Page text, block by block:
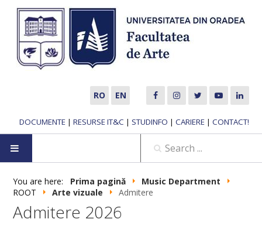
RO EN
DOCUMENTE | RESURSE IT&C | STUDINFO | CARIERE | CONTACT!
HOME
ABOUT US
You are here: Prima pagină
Music Department
ROOT
Arte vizuale Admitere
Admitere 2026